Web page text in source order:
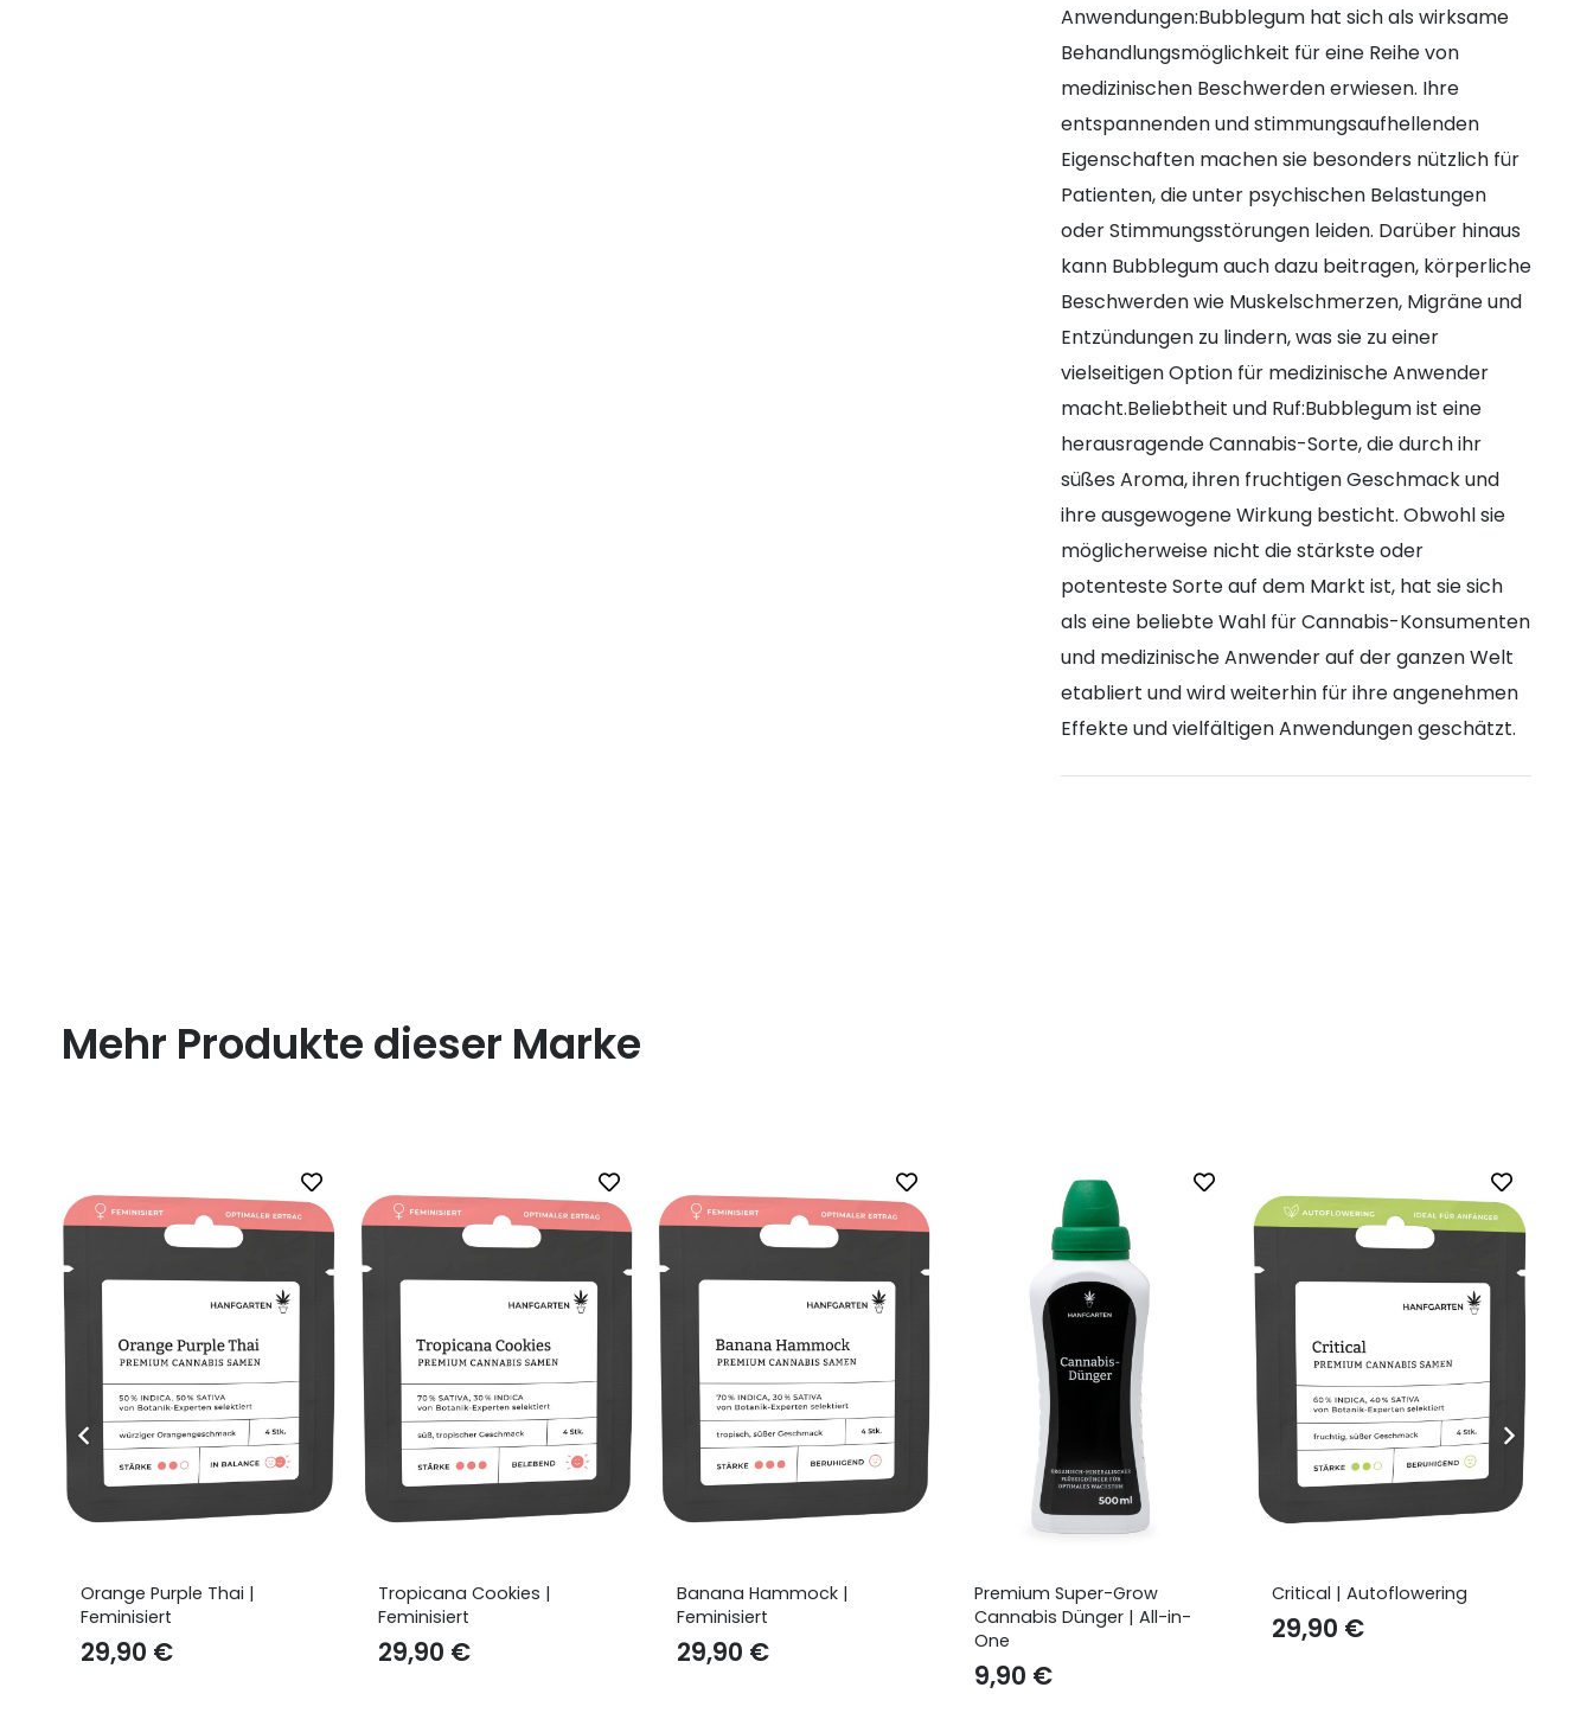
Anwendungen:Bubblegum hat sich als wirksame
Behandlungsmöglichkeit für eine Reihe von
medizinischen Beschwerden erwiesen. Ihre
entspannenden und stimmungsaufhellenden
Eigenschaften machen sie besonders nützlich für
Patienten, die unter psychischen Belastungen
oder Stimmungsstörungen leiden. Darüber hinaus
kann Bubblegum auch dazu beitragen, körperliche
Beschwerden wie Muskelschmerzen, Migräne und
Entzündungen zu lindern, was sie zu einer
vielseitigen Option für medizinische Anwender
macht.Beliebtheit und Ruf:Bubblegum ist eine
herausragende Cannabis-Sorte, die durch ihr
süßes Aroma, ihren fruchtigen Geschmack und
ihre ausgewogene Wirkung besticht. Obwohl sie
möglicherweise nicht die stärkste oder
potenteste Sorte auf dem Markt ist, hat sie sich
als eine beliebte Wahl für Cannabis-Konsumenten
und medizinische Anwender auf der ganzen Welt
etabliert und wird weiterhin für ihre angenehmen
Effekte und vielfältigen Anwendungen geschätzt.
Mehr Produkte dieser Marke
Tropicana Cookies |
Feminisiert
29,90 €
Banana Hammock |
Feminisiert
29,90 €
Premium Super-Grow
Cannabis Dünger | All-in-
One
9,90
Critical | Autoflowering
29,90€
Jealousy | Autoflowering
29,90 €